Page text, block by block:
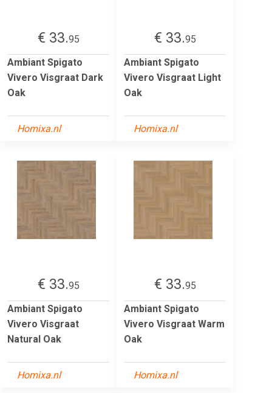
€ 33.95
Ambiant Spigato
Vivero Visgraat Dark
Oak
Homixa.nl
€ 33.95
Ambiant Spigato
Vivero Visgraat Light
Oak
Homixa.nl
€ 33.95
Ambiant Spigato
Vivero Visgraat
Natural Oak
Homixa.nl
€ 33.95
Ambiant Spigato
Vivero Visgraat Warm
Oak
Homixa.nl